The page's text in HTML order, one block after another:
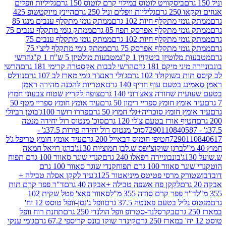
ביסקוויט לוטוס במילוי קרם לוטוס 150 גרם
גליליות וופלים
גרם
גליליות וופלים וניל 250 גרם
היינץ מיוקטשופ 425
מתקלף חיות 102 גרם
ממתק גומי מתקלף ענבים מנגו 85
מתקלף אפרסק תפוז 85 גרם
ממתק גומי מתקלף ענבים 75
מתקלף חיות 102 גרם
ממתק גומי מתקלף ענבים 75
מתקלף אפרסק 75 גרם
ממתק גומי מתקלף ליצ'י 75
ביטקוין 1 ק"ג
מטבעות מולטיזן 5 ש"ח 1 ק"ג
הרשי
מיקס 181 גרם
הרשי לבבות אקסטרה קרימי 181 גרם
הרשי
102 גרם
ג'ולי ראנצ'ר גומי מארז לב 107 גרם
נודלס
עוף חריף 140 גרם
אטריות להכנה מהירה ראמן
שחורה צאצ'רוני 140 גרם
צופה לקריץ שטוח צבעוני חמוץ
חומץ ספריי רימון 50 גרם
עיד אומץ חומץ ספריי מטף 50
חומץ סוכריה+גלי חמוץ 50 גרם
פררו רושר 100ג'
בוטן רביולי
אורז בטעם צ'לי 120 גרם
סוכ' מנטוס רול יחידה מנטה
סוכ' מנטוס רול יחידה פירות 37.5ג' -
חטיפי חומוס דבאייל 200 גרם
עיד אומץ חומץ טריפל ג'ל
ברגן שוקוצ'יפס ש.לבן חמוציות 130ג'
ברגן רויאל חמאה
בונבוניירה רפאלו 240 גרם
קנדי שוגר סאוור 100 גרם תפוח
100 גרם תפוח
קנדי שוגר סאוור 100 גרם
מרסי פטיטס מיניאטור 125ג'
עיד לקקן אסלה טבילה +
לקקן פח אשפה טבילה +אבקה 40 גרם
ד"ר פפר קרם תות
פפר קרם סודה 355 מ"ל
סאוור פאצ' פטל שקית 102
בטעם פאנטה 37.5 גרם
וופל ג'נסן-וופל טוסט 12 יח'
בקרסלנד-סטרופ וופל הולנדי 250 גרם
תחנת רוח וופל
קינדר שוקו בונס קריספי 67.2 גרם
גומי ענקי